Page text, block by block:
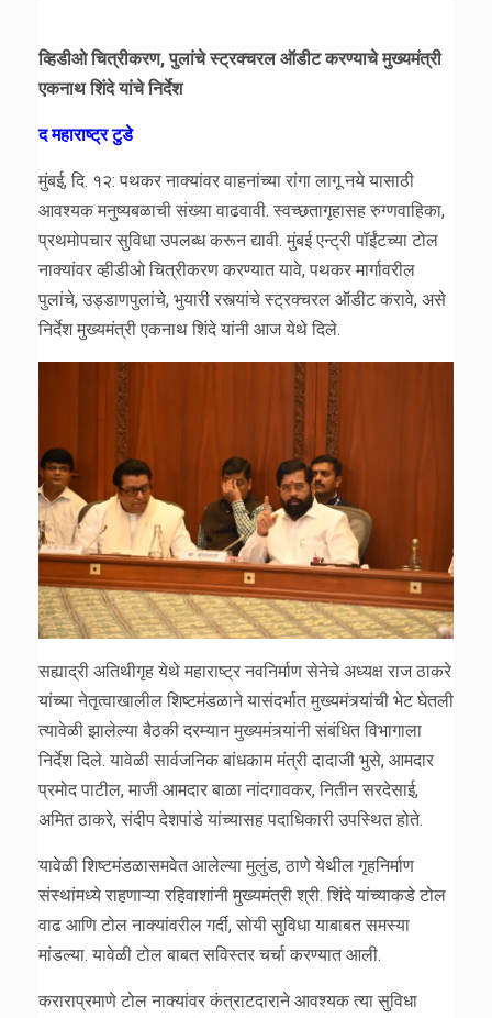
व्हिडीओ चित्रीकरण, पुलांचे स्ट्रक्चरल ऑडीट करण्याचे मुख्यमंत्री
एकनाथ शिंदे यांचे निर्देश
द महाराष्ट्र टुडे
मुंबई, दि. १२: पथकर नाक्यांवर वाहनांच्या रांगा लागू नये यासाठी
आवश्यक मनुष्यबळाची संख्या वाढवावी. स्वच्छतागृहासह रुग्णवाहिका,
प्रथमोपचार सुविधा उपलब्ध करून द्यावी. मुंबई एन्ट्री पॉईंटच्या टोल
नाक्यांवर व्हीडीओ चित्रीकरण करण्यात यावे, पथकर मार्गावरील
पुलांचे, उड्डाणपुलांचे, भुयारी रस्त्यांचे स्ट्रक्चरल ऑडीट करावे, असे
निर्देश मुख्यमंत्री एकनाथ शिंदे यांनी आज येथे दिले.
सह्याद्री अतिथीगृह येथे महाराष्ट्र नवनिर्माण सेनेचे अध्यक्ष राज ठाकरे
यांच्या नेतृत्वाखालील शिष्टमंडळाने यासंदर्भात मुख्यमंत्र्यांची भेट घेतली
त्यावेळी झालेल्या बैठकी दरम्यान मुख्यमंत्र्यांनी संबंधित विभागाला
निर्देश दिले. यावेळी सार्वजनिक बांधकाम मंत्री दादाजी भुसे, आमदार
प्रमोद पाटील, माजी आमदार बाळा नांदगावकर, नितीन सरदेसाई,
अमित ठाकरे, संदीप देशपांडे यांच्यासह पदाधिकारी उपस्थित होते.
यावेळी शिष्टमंडळासमवेत आलेल्या मुलुंड, ठाणे येथील गृहनिर्माण
संस्थांमध्ये राहणाऱ्या रहिवाशांनी मुख्यमंत्री श्री. शिंदे यांच्याकडे टोल
वाढ आणि टोल नाक्यांवरील गर्दी, सोयी सुविधा याबाबत समस्या
मांडल्या. यावेळी टोल बाबत सविस्तर चर्चा करण्यात आली.
कराराप्रमाणे टोल नाक्यांवर कंत्राटदाराने आवश्यक त्या सुविधा